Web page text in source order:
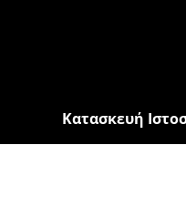
Κατασκευή